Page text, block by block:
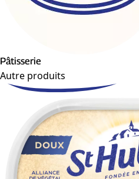
Pâtisserie
Autre produits